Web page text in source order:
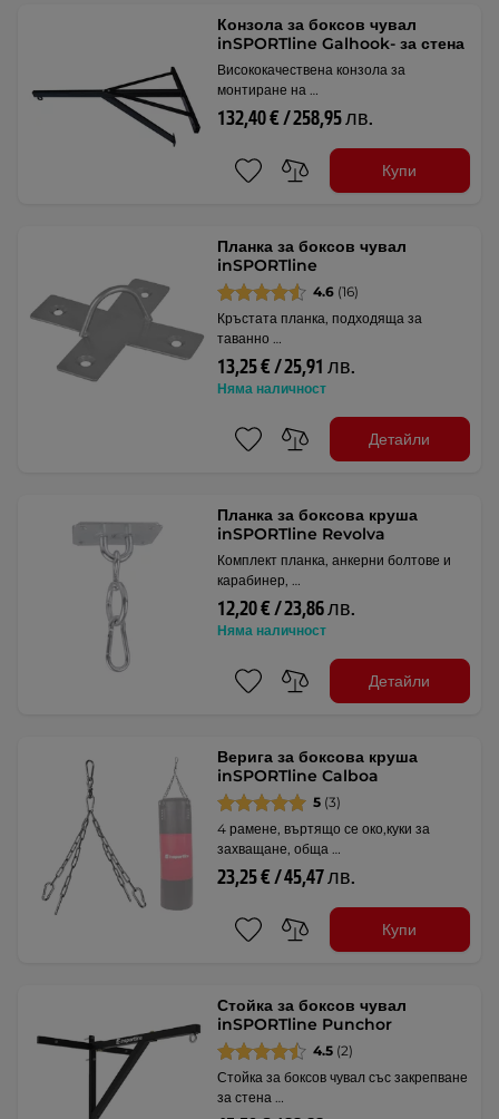
Конзола за боксов чувал
inSPORTline Galhook- за стена
Висококачествена конзола за
монтиране на …
132,40 € / 258,95 лв.
Купи
Планка за боксов чувал
inSPORTline
4.6 (16)
Кръстата планка, подходяща за
таванно …
13,25 € / 25,91 лв.
Няма наличност
Детайли
Планка за боксова круша
inSPORTline Revolva
Комплект планка, анкерни болтове и
карабинер, …
12,20 € / 23,86 лв.
Няма наличност
Детайли
Верига за боксова круша
inSPORTline Calboa
5 (3)
4 рамене, въртящо се око,куки за
захващане, обща …
23,25 € / 45,47 лв.
Купи
Стойка за боксов чувал
inSPORTline Punchor
4.5 (2)
Стойка за боксов чувал със закрепване
за стена …